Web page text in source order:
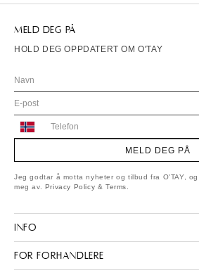
MELD DEG PÅ
HOLD DEG OPPDATERT OM O'TAY
Norway
MELD DEG PÅ
Jeg godtar å motta nyheter og tilbud fra O'TAY,
meg av. Privacy Policy &Terms
INFO
FOR FORHANDLERE